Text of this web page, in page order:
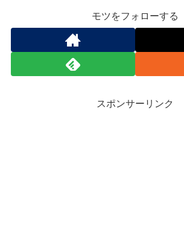
モツをフォローする
スポンサーリンク